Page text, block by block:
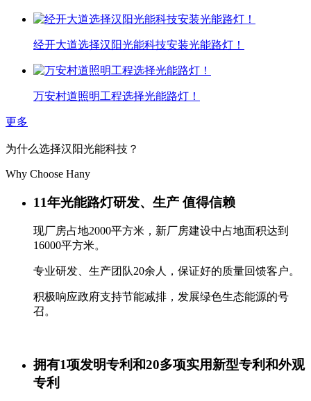
经开大道选择汉阳光能科技安装光能路灯！
万安村道照明工程选择光能路灯！
更多
为什么选择汉阳光能科技？
Why Choose Hany
11年光能路灯研发、生产 值得信赖
现厂房占地2000平方米，新厂房建设中占地面积达到
16000平方米。
专业研发、生产团队20余人，保证好的质量回馈客户。
积极响应政府支持节能减排，发展绿色生态能源的号
召。
拥有1项发明专利和20多项实用新型专利和外观
专利